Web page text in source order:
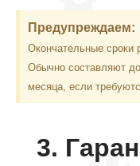
Предупреждаем:
Окончательные сроки
Обычно составляют
месяца, если
3.